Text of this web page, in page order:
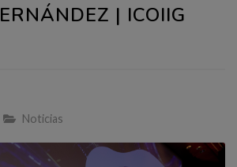
| ICOIIG
Noticias